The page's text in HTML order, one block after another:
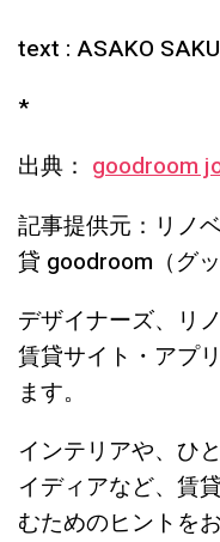
text : ASAKO
*
出典： goodroom
記事提供元：リノ
貸 goodroom（グッ
デザイナーズ、リ
賃貸サイト・アプ
ます。
インテリアや、ひ
イディアなど、賃
むためのヒントを